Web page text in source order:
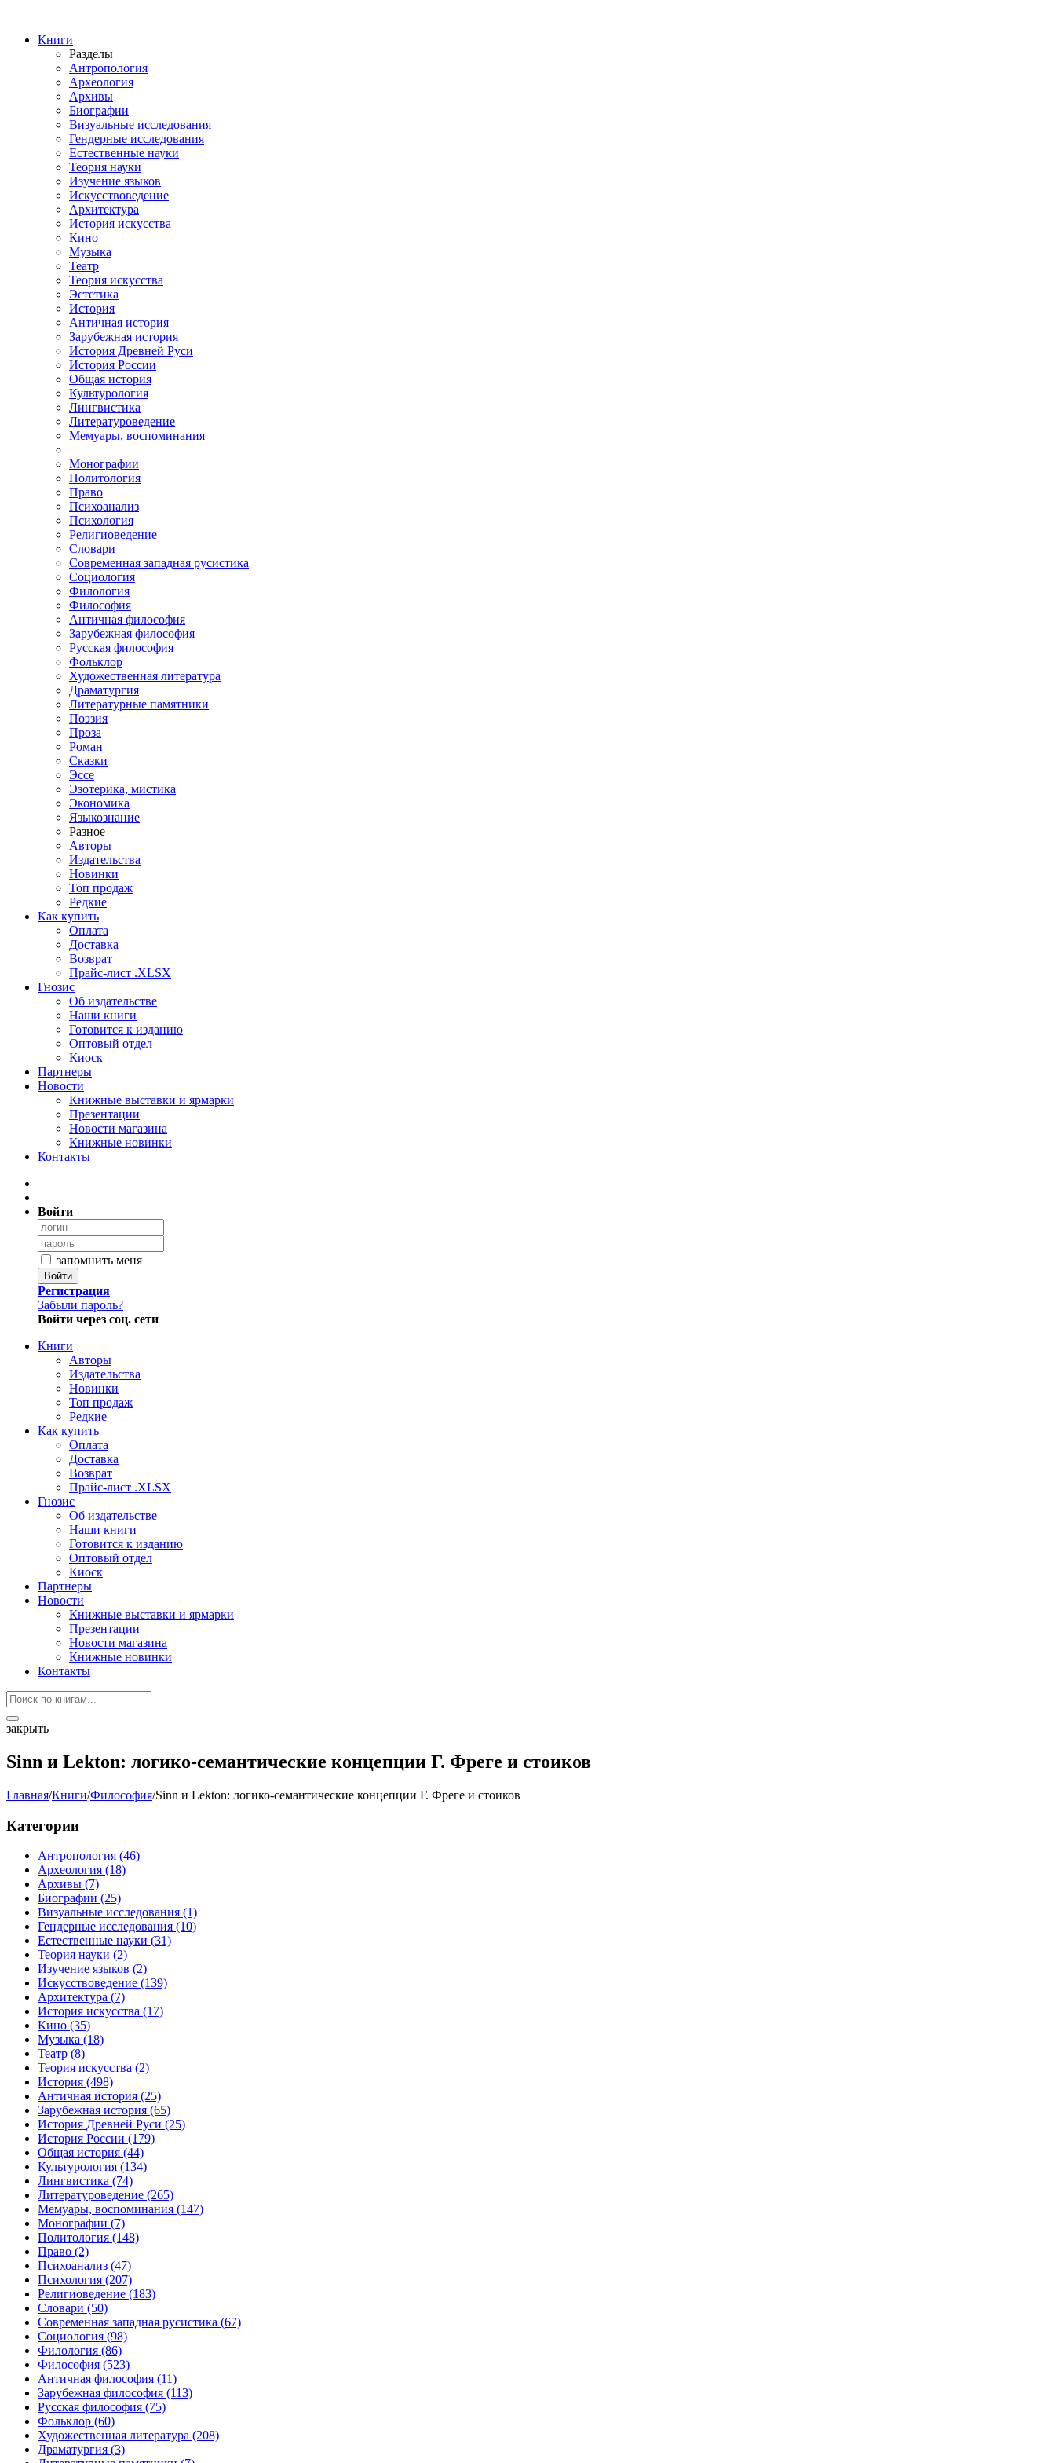
Книги
Разделы
Антропология
Археология
Архивы
Биографии
Визуальные исследования
Гендерные исследования
Естественные науки
Теория науки
Изучение языков
Искусствоведение
Архитектура
История искусства
Кино
Музыка
Театр
Теория искусства
Эстетика
История
Античная история
Зарубежная история
История Древней Руси
История России
Общая история
Культурология
Лингвистика
Литературоведение
Мемуары, воспоминания
Монографии
Политология
Право
Психоанализ
Психология
Религиоведение
Словари
Современная западная русистика
Социология
Филология
Философия
Античная философия
Зарубежная философия
Русская философия
Фольклор
Художественная литература
Драматургия
Литературные памятники
Поэзия
Проза
Роман
Сказки
Эссе
Эзотерика, мистика
Экономика
Языкознание
Разное
Авторы
Издательства
Новинки
Топ продаж
Редкие
Как купить
Оплата
Доставка
Возврат
Прайс-лист .XLSX
Гнозис
Об издательстве
Наши книги
Готовится к изданию
Оптовый отдел
Киоск
Партнеры
Новости
Книжные выставки и ярмарки
Презентации
Новости магазина
Книжные новинки
Контакты
Войти
запомнить меня
Войти
Регистрация
Забыли пароль?
Войти через соц. сети
Книги
Авторы
Издательства
Новинки
Топ продаж
Редкие
Как купить
Оплата
Доставка
Возврат
Прайс-лист .XLSX
Гнозис
Об издательстве
Наши книги
Готовится к изданию
Оптовый отдел
Киоск
Партнеры
Новости
Книжные выставки и ярмарки
Презентации
Новости магазина
Книжные новинки
Контакты
закрыть
Sinn и Lekton: логико-семантические концепции Г. Фреге и стоиков
Главная/Книги/Философия/Sinn и Lekton: логико-семантические концепции Г. Фреге и стоиков
Категории
Антропология (46)
Археология (18)
Архивы (7)
Биографии (25)
Визуальные исследования (1)
Гендерные исследования (10)
Естественные науки (31)
Теория науки (2)
Изучение языков (2)
Искусствоведение (139)
Архитектура (7)
История искусства (17)
Кино (35)
Музыка (18)
Театр (8)
Теория искусства (2)
История (498)
Античная история (25)
Зарубежная история (65)
История Древней Руси (25)
История России (179)
Общая история (44)
Культурология (134)
Лингвистика (74)
Литературоведение (265)
Мемуары, воспоминания (147)
Монографии (7)
Политология (148)
Право (2)
Психоанализ (47)
Психология (207)
Религиоведение (183)
Словари (50)
Современная западная русистика (67)
Социология (98)
Филология (86)
Философия (523)
Античная философия (11)
Зарубежная философия (113)
Русская философия (75)
Фольклор (60)
Художественная литература (208)
Драматургия (3)